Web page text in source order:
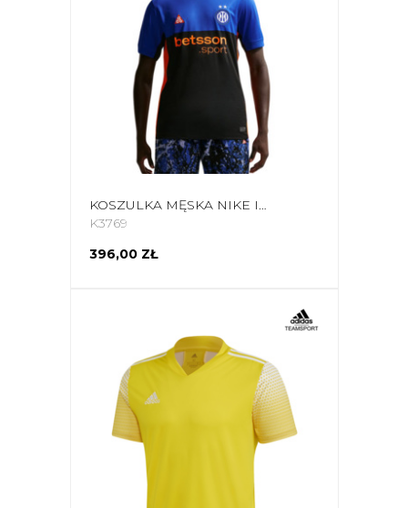
KOSZULKA MĘSKA NIKE INTER MILAN 2026 STADIUM SE CZARNO-NIEBIESKA IM6998 413
K3769
396,00 ZŁ